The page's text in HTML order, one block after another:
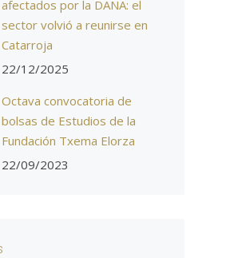
afectados por la DANA: el
sector volvió a reunirse en
Catarroja
22/12/2025
Octava convocatoria de
bolsas de Estudios de la
Fundación Txema Elorza
22/09/2023